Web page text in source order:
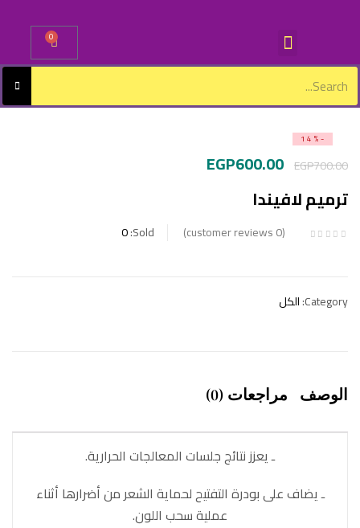
0
-14%
EGP700.00
EGP600.00
ترميم لافيندا
0
Sold:
0
Category: الكل
الوصف مراجعات (0)
ـ يعزز نتائج جلسات المعالجات الحرارية.
ـ يضاف على بودرة التفتيح لحماية الشعر من أضرارها أثناء
عملية سحب اللون.
Remember me
Log in